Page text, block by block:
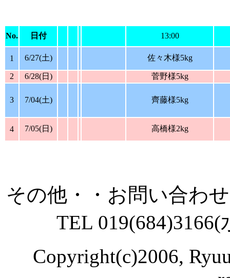
No. 日付 13:00
1 6/27(土) 佐々木様5kg
2 6/28(日) 菅野様5kg
3 7/04(土) 齊藤様5kg
4 7/05(日) 高橋様2kg
その他・・お問い合わ
TEL
Copyright(c)2006,